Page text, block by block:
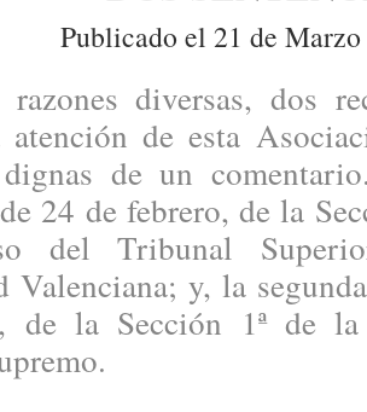
Publicado el 21 de
diversas, dos
de esta
dignas de un
24 de febrero, de la
del Tribunal
Valenciana; y, la
de la Sección 1ª de